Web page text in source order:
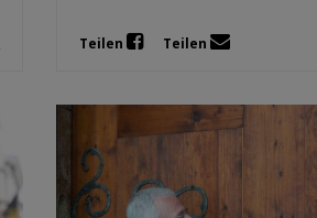
Teilen Teilen